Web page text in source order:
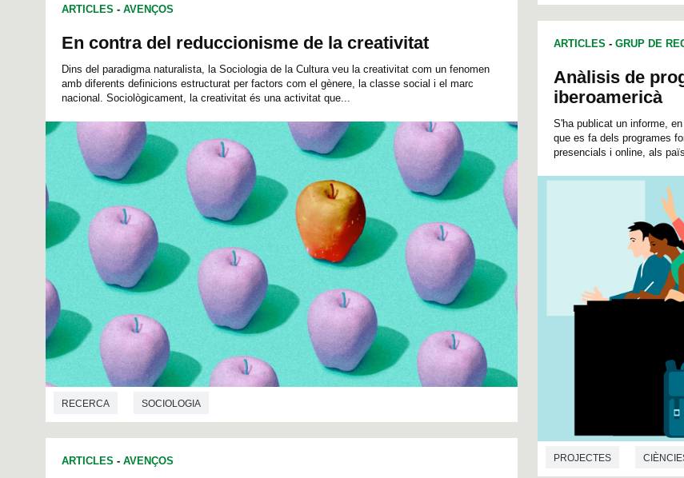
ARTICLES - AVENÇOS
En contra del reduccionisme de la creativitat
Dins del paradigma naturalista, la Sociologia de la Cultura veu la creativitat com un fenomen
amb diferents definicions estructurat per factors com el gènere, la classe social i el marc
nacional. Sociològicament, la creativitat és una activitat que...
RECERCA SOCIOLOGIA
ARTICLES - AVENÇOS
ARTICLES - GRUP DE
Anàlisis de
iberoamericà
S'ha publicat un informe,
que es fa dels programes
presencials i online, als
PROJECTES